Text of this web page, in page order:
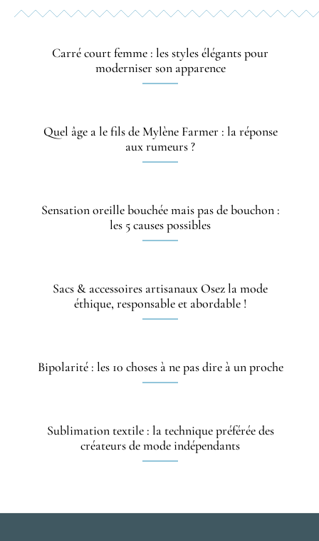
Carré court femme : les styles élégants pour
moderniser son apparence
Quel âge a le fils de Mylène Farmer : la réponse
aux rumeurs ?
Sensation oreille bouchée mais pas de bouchon :
les 5 causes possibles
Sacs & accessoires artisanaux Osez la mode
éthique, responsable et abordable !
Bipolarité : les 10 choses à ne pas dire à un proche
Sublimation textile : la technique préférée des
créateurs de mode indépendants